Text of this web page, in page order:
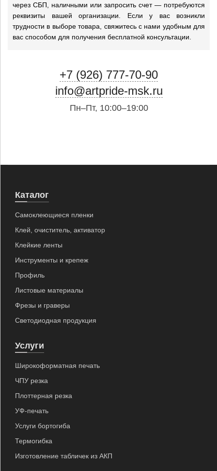
через СБП, наличными или запросить счет — потребуются
реквизиты вашей организации. Если у вас возникли
трудности в выборе товара, свяжитесь с нами удобным для
вас способом для получения бесплатной консультации.
+7 (926) 777-70-90
info@artpride-msk.ru
Пн–Пт, 10:00–19:00
Каталог
Самоклеющиеся пленки
Клей, очиститель, активатор
Клейкие ленты
Инструменты и крепеж
Профиль
Листовые материалы
Фрезы и граверы
Светодиодная продукция
Услуги
Широкоформатная печать
ЧПУ резка
Плоттерная резка
УФ-печать
Услуги бортогиба
Термогибка
Изготовление табличек из АКП